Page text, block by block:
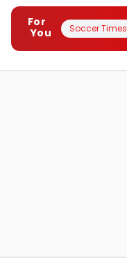
For
You
Soccer Times